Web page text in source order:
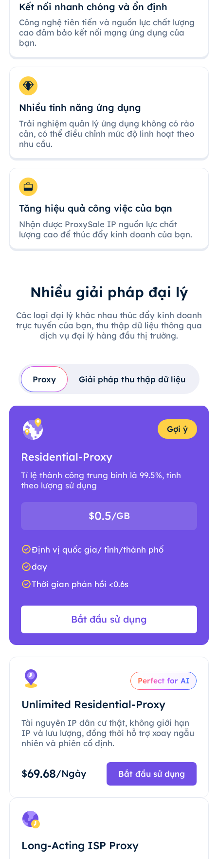
Kết nối nhanh chóng và ổn định
Công nghệ tiên tiến và nguồn lực chất lượng
cao đảm bảo kết nối mạng ứng dụng của
bạn.
Nhiều tính năng ứng dụng
Trải nghiệm quản lý ứng dụng không có rào
cản, có thể điều chỉnh mức độ linh hoạt theo
nhu cầu.
Tăng hiệu quả công việc của bạn
Nhận được ProxySale IP nguồn lực chất
lượng cao để thúc đẩy kinh doanh của bạn.
Nhiều giải pháp đại lý
Các loại đại lý khác nhau thúc đẩy kinh doanh
trực tuyến của bạn, thu thập dữ liệu thông qua
dịch vụ đại lý hàng đầu thị trường.
Proxy Giải pháp thu thập dữ liệu
Gợi ý
Residential-Proxy
Tỉ lệ thành công trung bình là 99.5%, tính
theo lượng sử dụng
$0.5/GB
Định vị quốc gia/ tỉnh/thành phố
day
Thời gian phản hồi <0.6s
Bắt đầu sử dụng
Perfect for AI
Unlimited Residential-Proxy
Tài nguyên IP dân cư thật, không giới hạn
IP và lưu lượng, đồng thời hỗ trợ xoay ngẫu
nhiên và phiên cố định.
$69.68/Ngày Bắt đầu sử dụng
Long-Acting ISP Proxy